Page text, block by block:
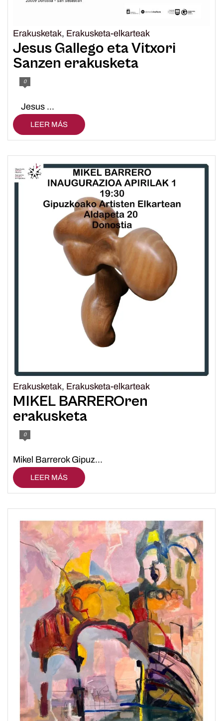
Erakusketak, Erakusketa-elkarteak
Jesus Gallego eta Vitxori
Sanzen erakusketa
0
Jesus ...
LEER MÁS
Erakusketak, Erakusketa-elkarteak
MIKEL BARREROren
erakusketa
0
Mikel Barrerok Gipuz...
LEER MÁS